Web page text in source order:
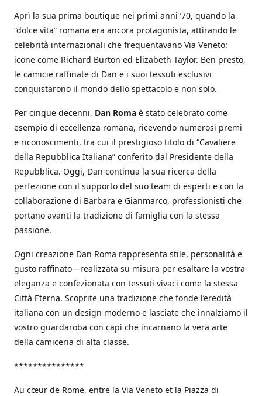
Aprì la sua prima boutique nei primi anni ’70, quando la
“dolce vita” romana era ancora protagonista, attirando le
celebrità internazionali che frequentavano Via Veneto:
icone come Richard Burton ed Elizabeth Taylor. Ben presto,
le camicie raffinate di Dan e i suoi tessuti esclusivi
conquistarono il mondo dello spettacolo e non solo.
Per cinque decenni, Dan Roma è stato celebrato come
esempio di eccellenza romana, ricevendo numerosi premi
e riconoscimenti, tra cui il prestigioso titolo di “Cavaliere
della Repubblica Italiana” conferito dal Presidente della
Repubblica. Oggi, Dan continua la sua ricerca della
perfezione con il supporto del suo team di esperti e con la
collaborazione di Barbara e Gianmarco, professionisti che
portano avanti la tradizione di famiglia con la stessa
passione.
Ogni creazione Dan Roma rappresenta stile, personalità e
gusto raffinato—realizzata su misura per esaltare la vostra
eleganza e confezionata con tessuti vivaci come la stessa
Città Eterna. Scoprite una tradizione che fonde l’eredità
italiana con un design moderno e lasciate che innalziamo il
vostro guardaroba con capi che incarnano la vera arte
della camiceria di alta classe.
***************
Au cœur de Rome, entre la Via Veneto et la Piazza di